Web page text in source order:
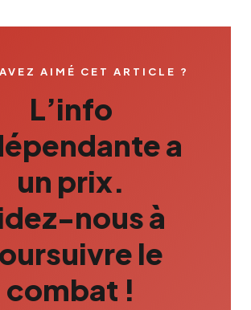
AIMÉ CET ARTICLE ?
L’info
a
un prix.
nous à
le
combat !